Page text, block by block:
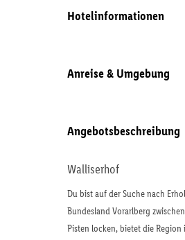
Hotelinformationen
Anreise & Umgebung
Angebotsbeschreibung
Walliserhof
Du bist auf der Suche nach
Bundesland Vorarlberg
Pisten locken, bietet die